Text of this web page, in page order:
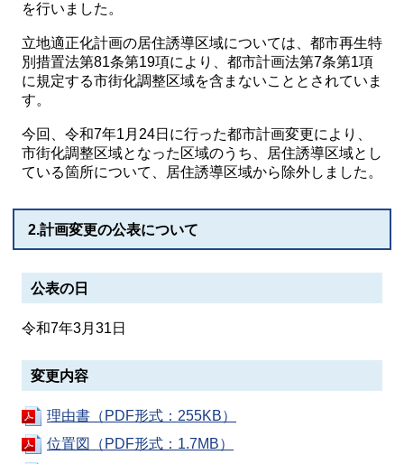
を行いました。
立地適正化計画の居住誘導区域については、都市再生特
別措置法第81条第19項により、都市計画法第7条第1項
に規定する市街化調整区域を含まないこととされていま
す。
今回、令和7年1月24日に行った都市計画変更により、
市街化調整区域となった区域のうち、居住誘導区域とし
ている箇所について、居住誘導区域から除外しました。
2.計画変更の公表について
公表の日
令和7年3月31日
変更内容
理由書（PDF形式：255KB）
位置図（PDF形式：1.7MB）